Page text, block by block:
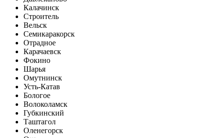
Калачинск
Строитель
Вельск
Семикаракорск
Отрадное
Карачаевск
Фокино
Шарья
Омутнинск
Усть-Катав
Бологое
Волоколамск
Губкинский
Таштагол
Оленегорск